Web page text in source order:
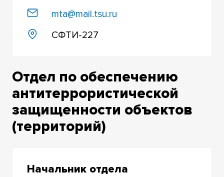
ОРГАНИЗАЦИИ И УЧРЕЖДЕНИЯ УЧЕБНО-
НАУЧНОГО КОМПЛЕКСА ТОМСКОЙ ОБЛАСТИ
СРОЧНЫЕ ВЫЗОВЫ ГОРОДСКИХ СЛУЖБ
mta@mail.tsu.ru
СФТИ-227
Отдел по обеспечению
антитеррористической
защищенности объектов
(территорий)
Начальник отдела